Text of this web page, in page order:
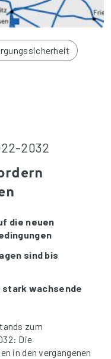
2032
die neuen
sind bis
wachsende
zum
Die
in den vergangenen